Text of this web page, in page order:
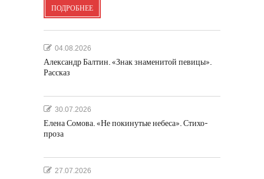
ПОДРОБНЕЕ
04.08.2026
Александр Балтин. «Знак знаменитой певицы».
Рассказ
30.07.2026
Елена Сомова. «Не покинутые небеса». Стихо-
проза
27.07.2026